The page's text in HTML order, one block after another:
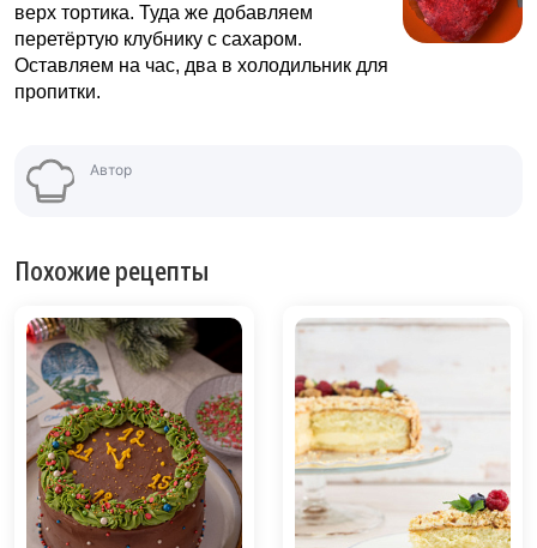
верх тортика. Туда же добавляем
перетёртую клубнику с сахаром.
Оставляем на час, два в холодильник для
пропитки.
Автор
Похожие рецепты